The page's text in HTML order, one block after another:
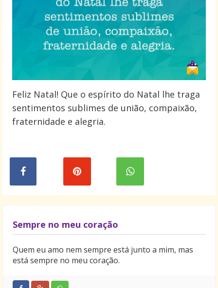
Feliz Natal! Que o espírito do Natal lhe traga
sentimentos sublimes de união, compaixão,
fraternidade e alegria.
Sempre no meu coração
Quem eu amo nem sempre está junto a mim, mas
está sempre no meu coração.